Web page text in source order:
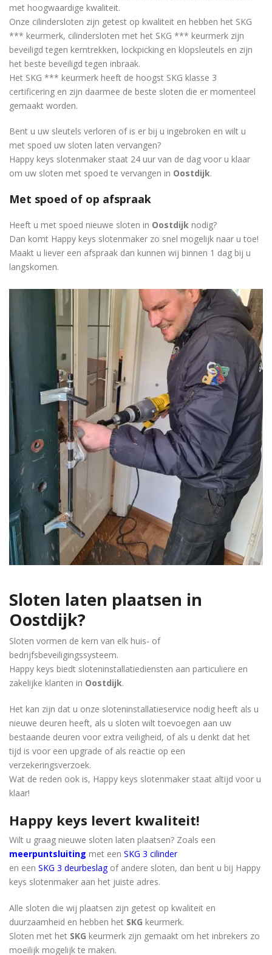
met hoogwaardige kwaliteit.
Onze cilindersloten zijn getest op kwaliteit en hebben het SKG
*** keurmerk, cilindersloten met het SKG *** keurmerk zijn
beveiligd tegen kerntrekken, lockpicking en klopsleutels en zijn
het beste beveiligd tegen inbraak.
Het SKG *** keurmerk heeft de hoogst SKG klasse 3
certificering en zijn daarmee de beste sloten die er momenteel
gemaakt worden.
Bent u uw sleutels verloren of is er bij u ingebroken en wilt u
met spoed uw sloten laten vervangen?
Happy keys slotenmaker staat 24 uur van de dag voor u klaar
om uw sloten met spoed te vervangen in Oostdijk.
Met spoed of op afspraak
Heeft u met spoed nieuwe sloten in Oostdijk nodig?
Dan komt Happy keys slotenmaker zo snel mogelijk naar u toe!
Maakt u liever een afspraak dan kunnen wij binnen 1 dag bij u
langskomen.
Sloten laten plaatsen in
Oostdijk?
Sloten vormen de kern van elk huis- of
bedrijfsbeveiligingssysteem.
Happy keys biedt sloteninstallatiediensten aan particuliere en
zakelijke klanten in Oostdijk.
Het kan zijn dat u onze sloteninstallatieservice nodig heeft als u
nieuwe deuren heeft, als u sloten wilt toevoegen aan uw
bestaande deuren voor extra veiligheid, of als u denkt dat het
tijd is voor een upgrade of als reactie op een
verzekeringsverzoek.
Wat de reden ook is, Happy keys slotenmaker staat ​​altijd voor u
klaar!
Happy keys levert kwaliteit!
Wilt u graag nieuwe sloten laten plaatsen? Zoals een
meerpuntsluiting met een SKG 3 cilinder
en een SKG 3 deurbeslagof andere sloten, dan bent u bij Happy
keys slotenmaker aan het juiste adres.
Alle sloten die wij plaatsen zijn getest op kwaliteit en
duurzaamheid en hebben het SKG keurmerk.
Sloten met het SKG keurmerk zijn gemaakt om het inbrekers zo
moeilijk mogelijk te maken.